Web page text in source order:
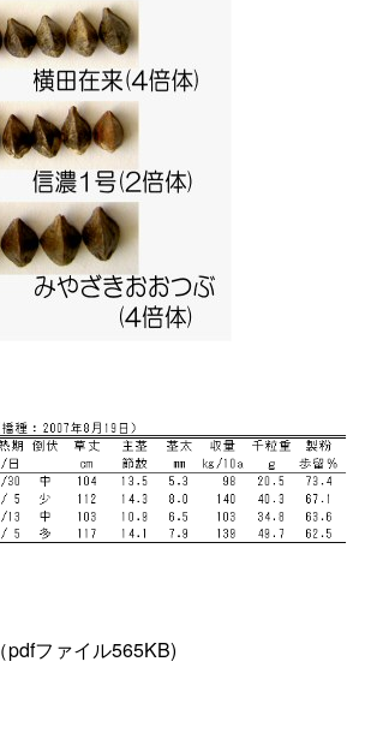
（pdfファイル565KB)